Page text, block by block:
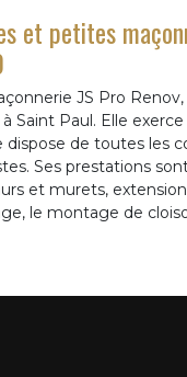
et petites
JS Pro
Saint Paul. Elle
dispose de toutes les
Ses prestations
et murets,
le montage de